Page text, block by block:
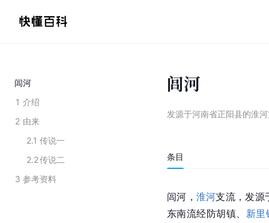
闾河
1 介绍
2 由来
2.1 传说一
2.2传说二
3 参考资料
闾河
发源于河南省正阳县的淮
条目
闾河， 淮河支流，发源
东南流经防胡镇、 新里